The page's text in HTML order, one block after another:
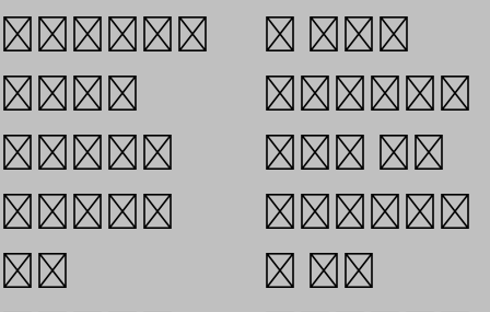
인간관계보다
친밀하고
비공식적인
인간관계가
더욱
여 대중적
인기를얻으려
한다. 역대
대통령들이기
자 회견